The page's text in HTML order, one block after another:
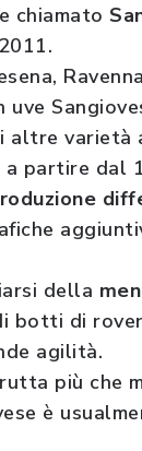
chiamato
altre varietà
a partire dal
della
botti di
agilità.
più che
è